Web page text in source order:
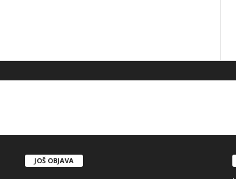
JOŠ OBJAVA